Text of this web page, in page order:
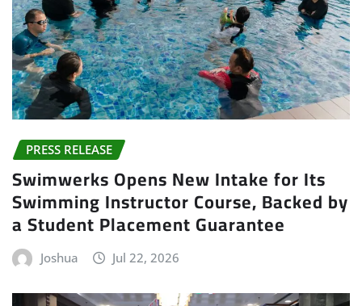
PRESS RELEASE
Swimwerks Opens New Intake for Its
Swimming Instructor Course, Backed by
a Student Placement Guarantee
Joshua Jul 22, 2026